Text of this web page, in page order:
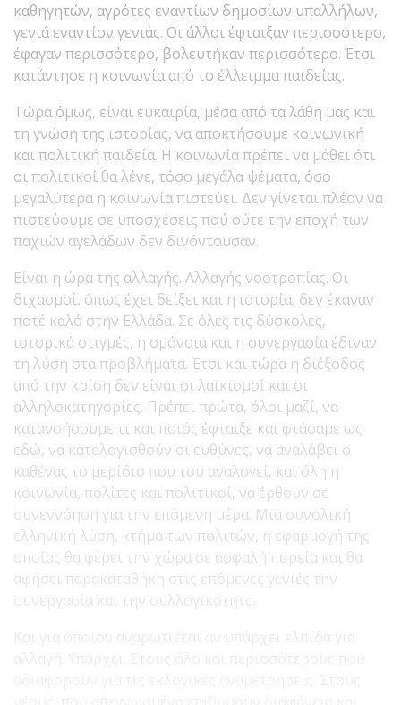
καθηγητών, αγρότες εναντίων δημοσίων υπαλλήλων,
γενιά εναντίον γενιάς. Οι άλλοι έφταιξαν περισσότερο,
έφαγαν περισσότερο, βολευτήκαν περισσότερο. Έτσι
κατάντησε η κοινωνία από το έλλειμμα παιδείας.
Τώρα όμως, είναι ευκαιρία, μέσα από τα λάθη μας και
τη γνώση της ιστορίας, να αποκτήσουμε κοινωνική
και πολιτική παιδεία. Η κοινωνία πρέπει να μάθει ότι
οι πολιτικοί θα λένε, τόσο μεγάλα ψέματα, όσο
μεγαλύτερα η κοινωνία πιστεύει. Δεν γίνεται πλέον να
πιστεύουμε σε υποσχέσεις πού ούτε την εποχή των
παχιών αγελάδων δεν δινόντουσαν.
Είναι η ώρα της αλλαγής. Αλλαγής νοοτροπίας. Οι
διχασμοί, όπως έχει δείξει και η ιστορία, δεν έκαναν
ποτέ καλό στην Ελλάδα. Σε όλες τις δύσκολες,
ιστορικά στιγμές, η ομόνοια και η συνεργασία έδιναν
τη λύση στα προβλήματα. Έτσι και τώρα η διέξοδος
από την κρίση δεν είναι οι λαϊκισμοί και οι
αλληλοκατηγορίες. Πρέπει πρώτα, όλοι μαζί, να
κατανοήσουμε τι και ποιός έφταιξε και φτάσαμε ως
εδώ, να καταλογισθούν οι ευθύνες, να αναλάβει ο
καθένας το μερίδιο που του αναλογεί, και όλη η
κοινωνία, πολίτες και πολιτικοί, να έρθουν σε
συνεννόηση για την επόμενη μέρα. Μια συνολική
ελληνική λύση, κτήμα των πολιτών, η εφαρμογή της
οποίας θα φέρει την χώρα σε ασφαλή πορεία και θα
αφήσει παρακαταθήκη στις επόμενες γενιές την
συνεργασία και την συλλογικότητα.